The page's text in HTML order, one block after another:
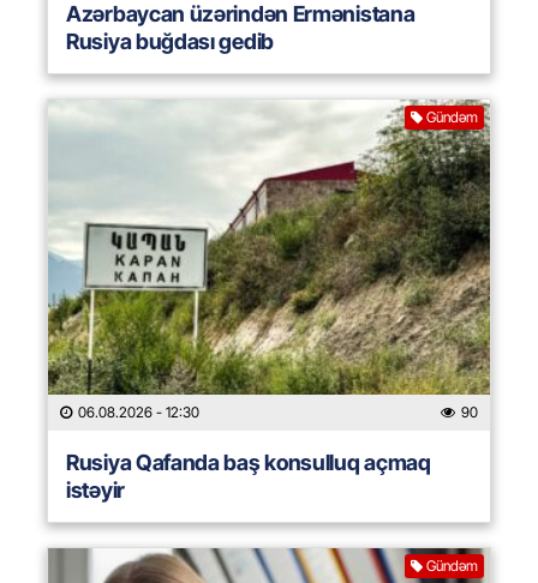
Azərbaycan üzərindən Ermənistana
Rusiya buğdası gedib
Gündəm
06.08.2026 - 12:30 90
Rusiya Qafanda baş konsulluq açmaq
istəyir
Gündəm